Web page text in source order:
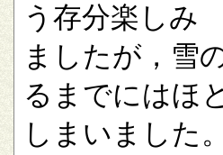
う存分楽しみ
ましたが，雪
るまでにはほ
しまいました。